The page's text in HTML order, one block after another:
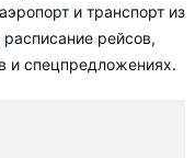
и транспорт из
рейсов,
и спецпредложениях.